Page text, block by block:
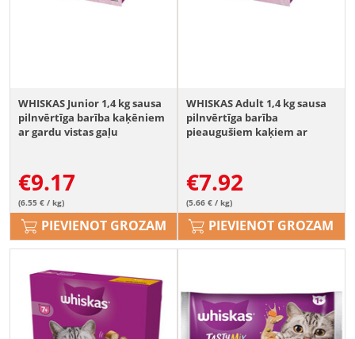
WHISKAS Junior 1,4 kg sausa
pilnvērtīga barība kaķēniem
ar gardu vistas gaļu
€9.17
(6.55 € / kg)
PIEVIENOT GROZAM
WHISKAS Adult 1,4 kg sausa
pilnvērtīga barība
pieaugušiem kaķiem ar
€7.92
(5.66 € / kg)
PIEVIENOT GROZAM